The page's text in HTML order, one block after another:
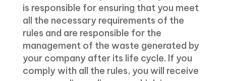
is responsible for ensuring that you meet
all the necessary requirements of the
rules and are responsible for the
management of the waste generated by
your company after its life cycle. If you
comply with all the rules, you will receive